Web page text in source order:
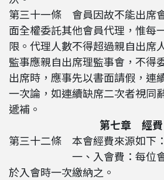
第三十一條 會員因故不能出席
面全權委託其他會員代理，惟每
限。代理人數不得超過親自出席
監事應親自出席理監事會，不得
出席時，應事先以書面請假，連
一次論，如連續缺席二次者視同
遞補。
第七章 經費
第三十二條 本會經費來源如下：
一、入會費：每位會員
於入會時一次繳納之。